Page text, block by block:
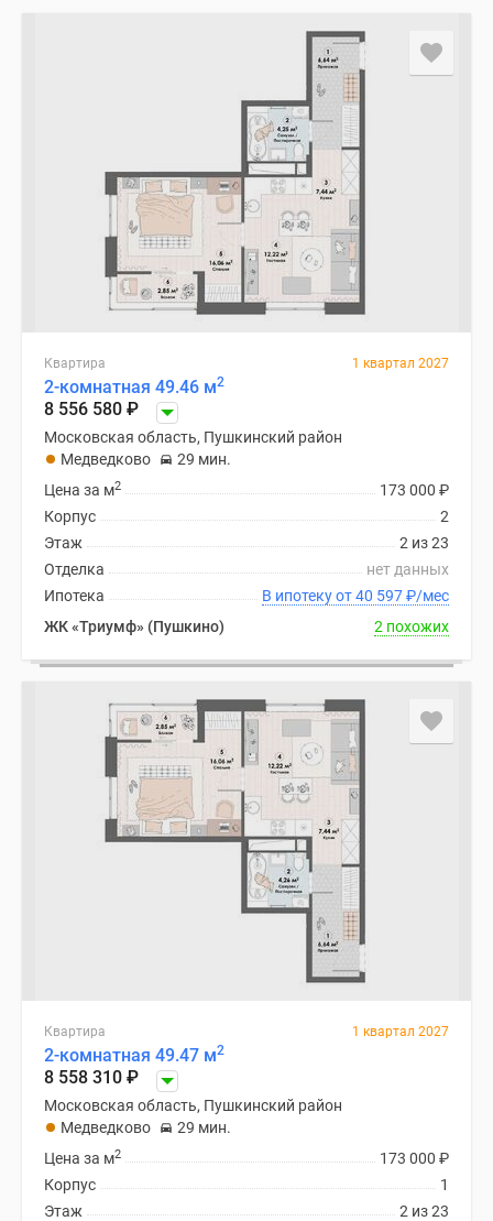
Квартира 1 квартал 2027
2-комнатная 49.46 м2
8 556 580 ₽
Московская область, Пушкинский район
Медведково
29 мин.
173 000 ₽
Цена за м2
2
Корпус
2 из 23
Этаж
нет данных
Отделка
В ипотеку от 40 597₽/мес
Ипотека
ЖК «Триумф» (Пушкино)
2 похожих
Квартира 1 квартал 2027
2-комнатная 49.47 м2
8 558 310 ₽
Московская область, Пушкинский район
Медведково
29 мин.
173 000 ₽
Цена за м2
1
Корпус
2 из 23
Этаж